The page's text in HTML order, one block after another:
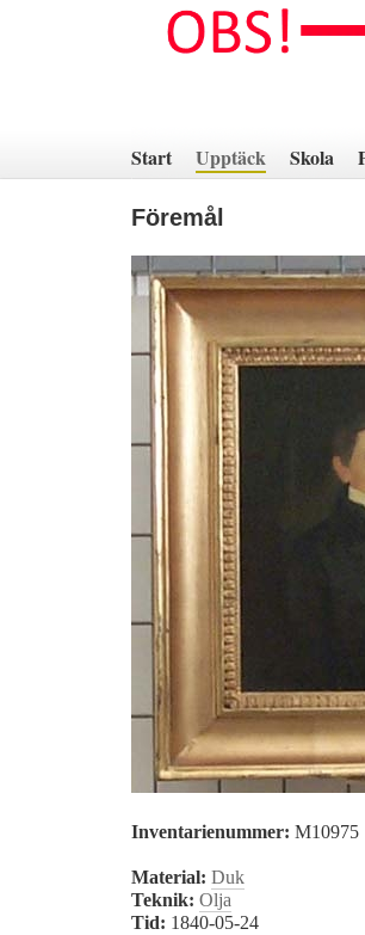
innehåll
Start Upptäck Skola
Föremål
Inventarienummer: M10975
Material: Duk
Teknik: Olja
Tid: 1840-05-24